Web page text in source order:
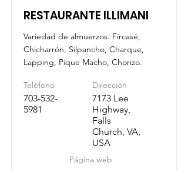
RESTAURANTE ILLIMANI
Variedad de almuerzos. Fircasé,
Chicharrón, Silpancho, Charque,
Lapping, Pique Macho, Chorizo.
Teléfono
703-532-
5981
Dirección
7173 Lee
Highway,
Falls
Church, VA,
USA
Página web